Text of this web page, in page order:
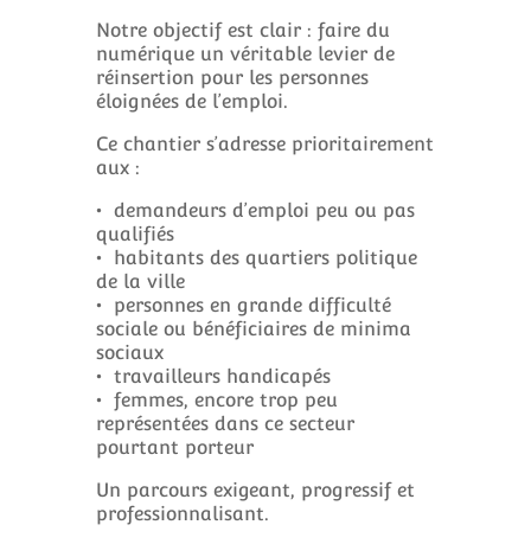
Notre objectif est clair : faire du
numérique un véritable levier de
réinsertion pour les personnes
éloignées de l’emploi.
Ce chantier s’adresse prioritairement
aux :
• demandeurs d’emploi peu ou pas
qualifiés
• habitants des quartiers politique
de la ville
• personnes en grande difficulté
sociale ou bénéficiaires de minima
sociaux
• travailleurs handicapés
• femmes, encore trop peu
représentées dans ce secteur
pourtant porteur
Un parcours exigeant, progressif et
professionnalisant.